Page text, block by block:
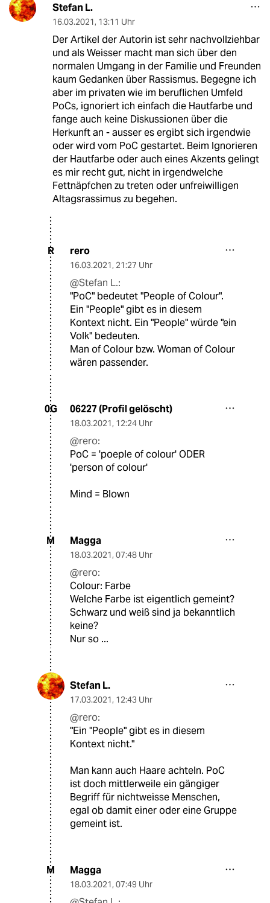
Stefan L.
16.03.2021, 13:11 Uhr
Der Artikel der Autorin ist sehr nachvollziehbar
und als Weisser macht man sich über den
normalen Umgang in der Familie und Freunden
kaum Gedanken über Rassismus. Begegne ich
aber im privaten wie im beruflichen Umfeld
PoCs, ignoriert ich einfach die Hautfarbe und
fange auch keine Diskussionen über die
Herkunft an - ausser es ergibt sich irgendwie
oder wird vom PoC gestartet. Beim Ignorieren
der Hautfarbe oder auch eines Akzents gelingt
es mir recht gut, nicht in irgendwelche
Fettnäpfchen zu treten oder unfreiwilligen
Altagsrassimus zu begehen.
R rero
16.03.2021, 21:27 Uhr
@Stefan L.:
"PoC" bedeutet "People of Colour".
Ein "People" gibt es in diesem
Kontext nicht. Ein "People" würde "ein
Volk" bedeuten.
Man of Colour bzw. Woman of Colour
wären passender.
0G 06227 (Profil gelöscht)
18.03.2021, 12:24 Uhr
@rero:
PoC = 'poeple of colour' ODER
'person of colour'
Mind = Blown
M Magga
18.03.2021, 07:48 Uhr
@rero:
Colour: Farbe
Welche Farbe ist eigentlich gemeint?
Schwarz und weiß sind ja bekanntlich
keine?
Nur so ...
Stefan L.
17.03.2021, 12:43 Uhr
@rero:
"Ein "People" gibt es in diesem
Kontext nicht."
Man kann auch Haare achteln. PoC
ist doch mittlerweile ein gängiger
Begriff für nichtweisse Menschen,
egal ob damit einer oder eine Gruppe
gemeint ist.
M Magga
18.03.2021, 07:49 Uhr